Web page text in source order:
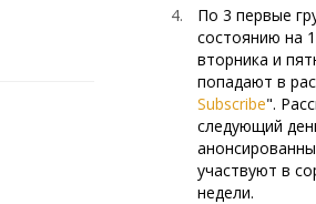
4.
По 3 первые
состоянию на
вторника и
попадают в
Subscribe".
следующий
участвуют в
недели.